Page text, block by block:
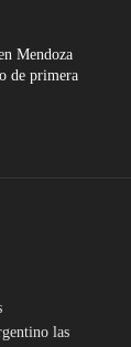
Mendoza
de primera
las